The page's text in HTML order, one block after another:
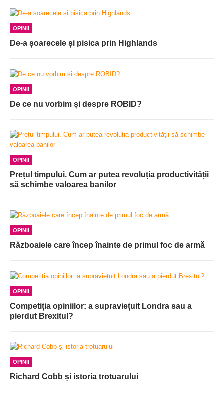
OPINII
De-a șoarecele și pisica prin Highlands
OPINII
De ce nu vorbim și despre ROBID?
OPINII
Prețul timpului. Cum ar putea revoluția productivității
să schimbe valoarea banilor
OPINII
Războaiele care încep înainte de primul foc de armă
OPINII
Competiția opiniilor: a supraviețuit Londra sau a
pierdut Brexitul?
OPINII
Richard Cobb și istoria trotuarului